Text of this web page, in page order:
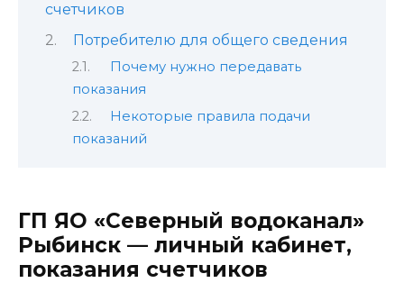
счетчиков
Потребителю для общего сведения
Почему нужно передавать
показания
Некоторые правила подачи
показаний
ГП ЯО «Северный водоканал»
Рыбинск — личный кабинет,
показания счетчиков